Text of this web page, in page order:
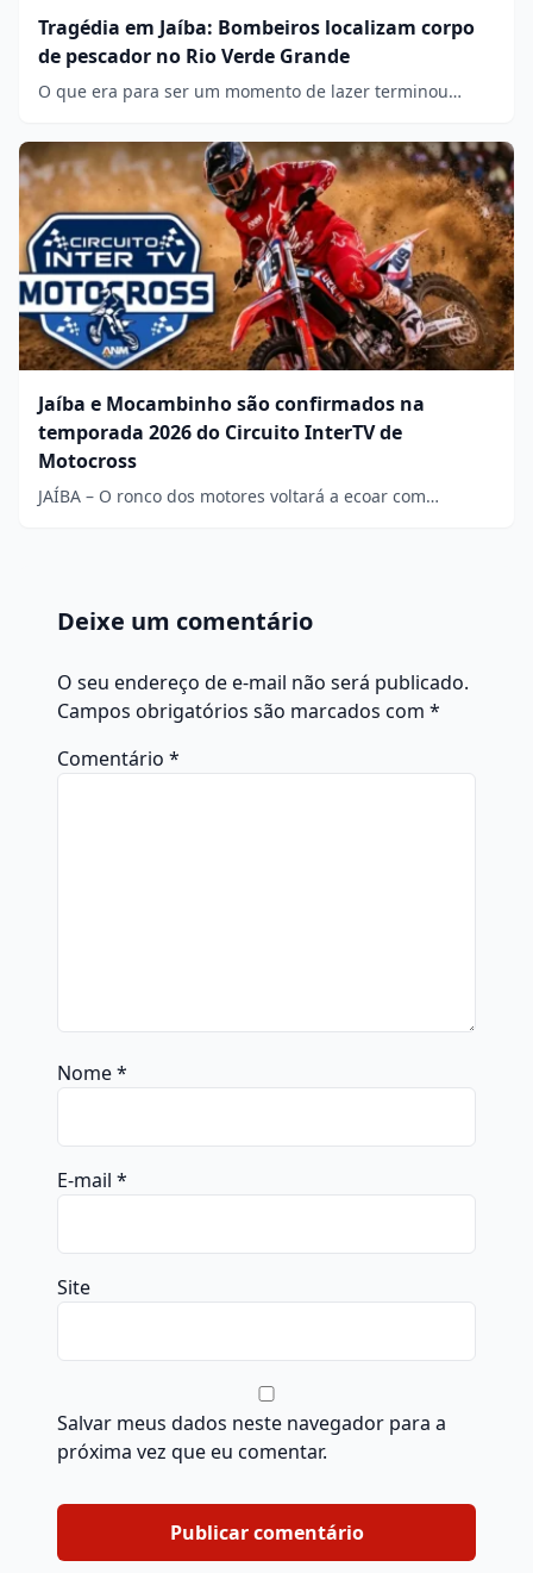
Tragédia em Jaíba: Bombeiros localizam corpo
de pescador no Rio Verde Grande
O que era para ser um momento de lazer terminou…
Jaíba e Mocambinho são confirmados na
temporada 2026 do Circuito InterTV de
Motocross
JAÍBA – O ronco dos motores voltará a ecoar com…
Deixe um comentário
O seu endereço de e-mail não será publicado.
Campos obrigatórios são marcados com *
Comentário *
Nome*
E-mail *
Site
Salvar meus dados neste navegador para a
próxima vez que eu comentar.